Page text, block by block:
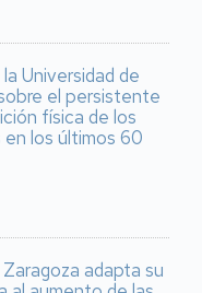
Universidad de
el persistente
física de los
los últimos 60
adapta su